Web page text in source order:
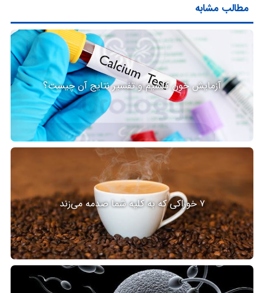
مطالب مشابه
آزمایش خون کلسیم و تفسیر نتایج آن چیست؟
۷ خوراکی که به کلیه شما صدمه می‌زند